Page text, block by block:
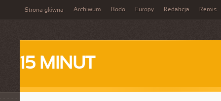
Strona główna Archiwum Bodo Europy Redakcja Remis
15 MINUT